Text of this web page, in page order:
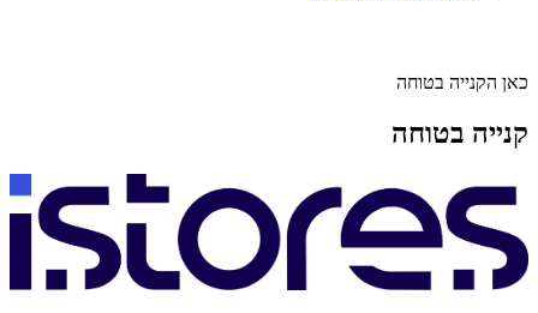
כאן הקנייה בטוחה
קנייה בטוחה